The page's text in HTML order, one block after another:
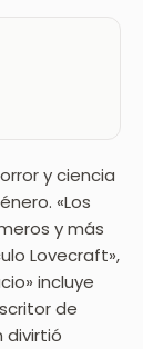
y ciencia
«Los
y más
Lovecraft»,
incluye
de
divirtió